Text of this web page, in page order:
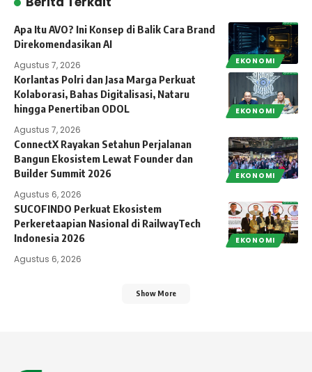
EKONOMI
Apa Itu AVO? Ini Konsep di Balik Cara Brand
Direkomendasikan AI
Agustus 7, 2026
EKONOMI
Korlantas Polri dan Jasa Marga Perkuat
Kolaborasi, Bahas Digitalisasi, Nataru
hingga Penertiban ODOL
Agustus 7, 2026
EKONOMI
ConnectX Rayakan Setahun Perjalanan
Bangun Ekosistem Lewat Founder dan
Builder Summit 2026
Agustus 6, 2026
EKONOMI
SUCOFINDO Perkuat Ekosistem
Perkeretaapian Nasional di RailwayTech
Indonesia 2026
Agustus 6, 2026
Show More